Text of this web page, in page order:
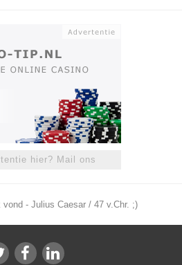
hier? Mail ons
vond - Julius Caesar / 47 v.Chr. ;)